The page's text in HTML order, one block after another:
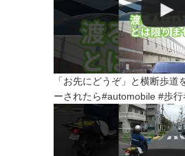
「お先にどうぞ」と横断歩道
ーされたら#automobile #歩